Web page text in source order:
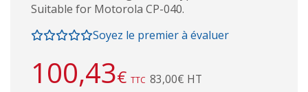
Suitable for Motorola CP-040.
Soyez le premier à évaluer
100,43€ TTC 83,00€ HT